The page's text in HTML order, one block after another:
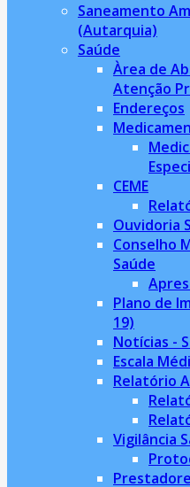
Saneamento
(Autarquia)
Saúde
Àrea de
Atenção
Endereços
CEME
Ouvidoria
Conselho
Saúde
Plano de
19)
Notícias -
Escala
Relatório
Vigilância